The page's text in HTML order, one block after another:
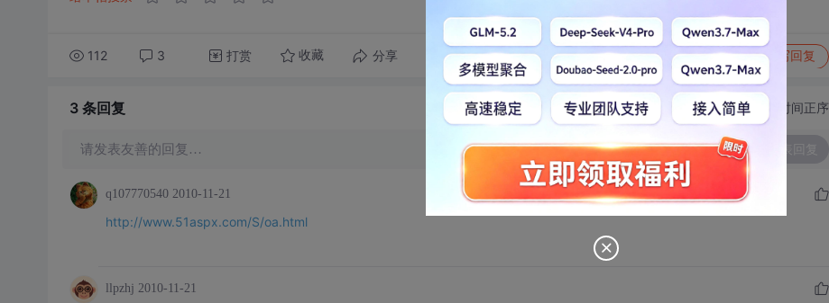
112 3 打赏 收藏 分享 转发到动态 举报 写回复
3 条回复 切换为时间正序
请发表友善的回复…
q107770540 2010-11-21
http://www.51aspx.com/S/oa.html
llpzhj 2010-11-21